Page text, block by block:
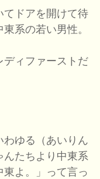
ドアを開けて待
系の若い男性。
ィファーストだ
ゆる（あいりん
んたちより中東系
よ。」って言っ